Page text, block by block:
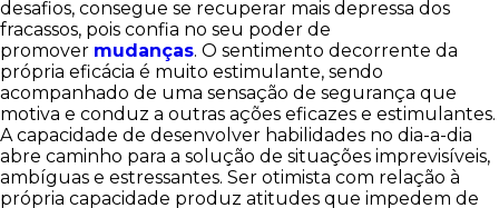
desafios, consegue se recuperar mais depressa dos
fracassos, pois confia no seu poder de
promover mudanças. O sentimento decorrente da
própria eficácia é muito estimulante, sendo
acompanhado de uma sensação de segurança que
motiva e conduz a outras ações eficazes e estimulantes.
A capacidade de desenvolver habilidades no dia-a-dia
abre caminho para a solução de situações imprevisíveis,
ambíguas e estressantes. Ser otimista com relação à
própria capacidade produz atitudes que impedem de